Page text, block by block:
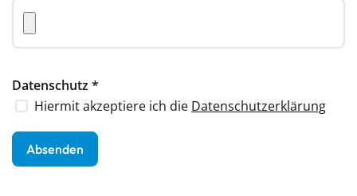
Datenschutz*
Hiermit akzeptiere ich die Datenschutzerklärung